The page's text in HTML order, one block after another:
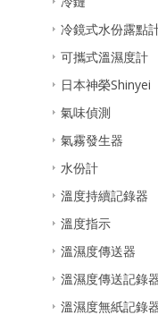
冷鏡式水份露點
可攜式溫濕度計
日本神榮Shinyei
氣味偵測
氣霧發生器
水份計
溫度持續記錄器
溫度指示
溫濕度傳送器
溫濕度傳送記錄
溫濕度無紙記錄